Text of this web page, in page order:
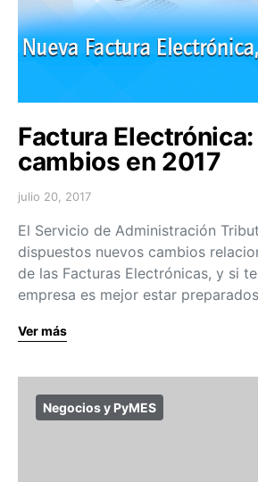
Factura
cambios en 2017
julio 20, 2017
El Servicio de Administración
dispuestos nuevos cambios
de las Facturas Electrónicas, y si
empresa es mejor estar
Ver más
Negocios y PyMES